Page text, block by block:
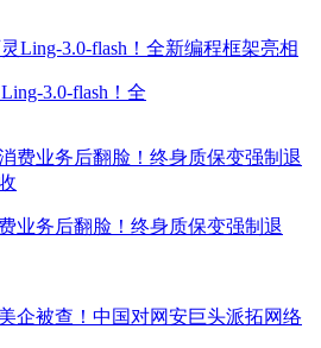
3.0-flash！全
业务后翻脸！终身质保变强制退